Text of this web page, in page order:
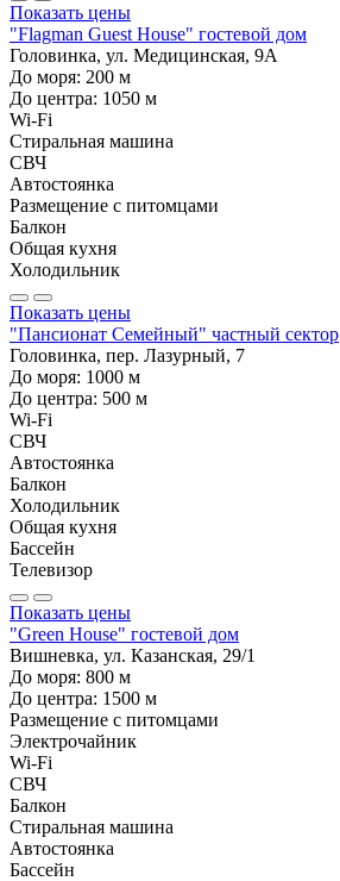
Показать цены
"Flagman Guest House" гостевой дом
Головинка, ул. Медицинская, 9А
До моря: 200 м
До центра: 1050 м
Wi-Fi
Стиральная машина
СВЧ
Автостоянка
Размещение с питомцами
Балкон
Общая кухня
Холодильник
Показать цены
"Пансионат Семейный" частный сектор
Головинка, пер. Лазурный, 7
До моря: 1000 м
До центра: 500 м
Wi-Fi
СВЧ
Автостоянка
Балкон
Холодильник
Общая кухня
Бассейн
Телевизор
Показать цены
"Green House" гостевой дом
Вишневка, ул. Казанская, 29/1
До моря: 800 м
До центра: 1500 м
Размещение с питомцами
Электрочайник
Wi-Fi
СВЧ
Балкон
Стиральная машина
Автостоянка
Бассейн